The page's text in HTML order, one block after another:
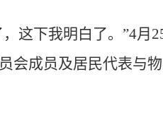
这下我明白了。”4月
会成员及居民代表与